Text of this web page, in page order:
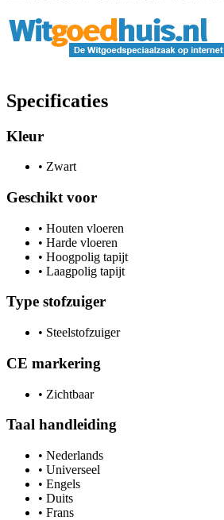
Specificaties
Kleur
• Zwart
Geschikt voor
• Houten vloeren
• Harde vloeren
• Hoogpolig tapijt
• Laagpolig tapijt
Type stofzuiger
• Steelstofzuiger
CE markering
• Zichtbaar
Taal handleiding
• Nederlands
• Universeel
• Engels
• Duits
• Frans